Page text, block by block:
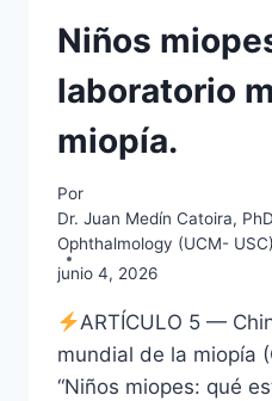
Niños
laboratorio
miopía.
Por
Dr. Juan Medín Catoira,
Ophthalmology (UCM- USC)
junio 4, 2026
ARTÍCULO 5 —
mundial de la miopía
“Niños miopes: qué